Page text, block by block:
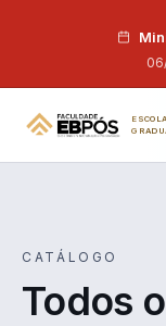
CATÁLOGO
Todos